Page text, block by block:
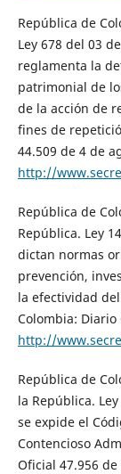
República de
Ley 678 del 03
reglamenta la
patrimonial de
de la acción de
fines de
44.509 de 4 de
http://
República de
República. Ley
dictan normas
prevención,
la efectividad
Colombia: Diario
http://
República de
la República.
se expide el
Contencioso
Oficial 47.956